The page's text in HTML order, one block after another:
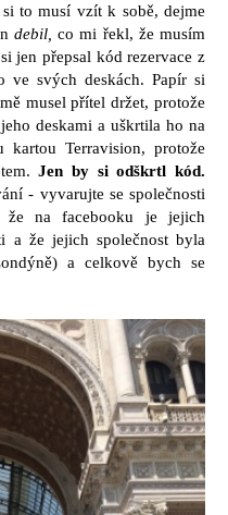
to musí vzít k sobě, dejme
debil, co mi řekl, že musím
jen přepsal kód rezervace z
ve svých deskách. Papír si
musel přítel držet, protože
deskami a uškrtila ho na
kartou Terravision, protože
Jen by si odškrtl kód.
- vyvarujte se společnosti
že na facebooku je jejich
a že jejich společnost byla
a celkově bych se